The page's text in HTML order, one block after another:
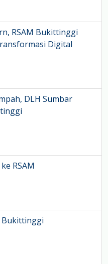
RSAM Bukittinggi
Digital
DLH Sumbar
RSAM
Bukittinggi